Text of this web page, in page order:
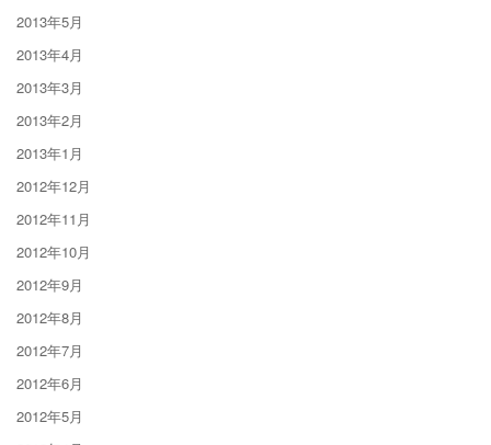
2013年5月
2013年4月
2013年3月
2013年2月
2013年1月
2012年12月
2012年11月
2012年10月
2012年9月
2012年8月
2012年7月
2012年6月
2012年5月